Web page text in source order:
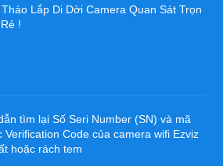
Lắp Di Dời Camera Quan Sát Trọn
!
tìm lại Số Seri Number (SN) và mã
Verification Code của camera wifi Ezviz
hoặc rách tem